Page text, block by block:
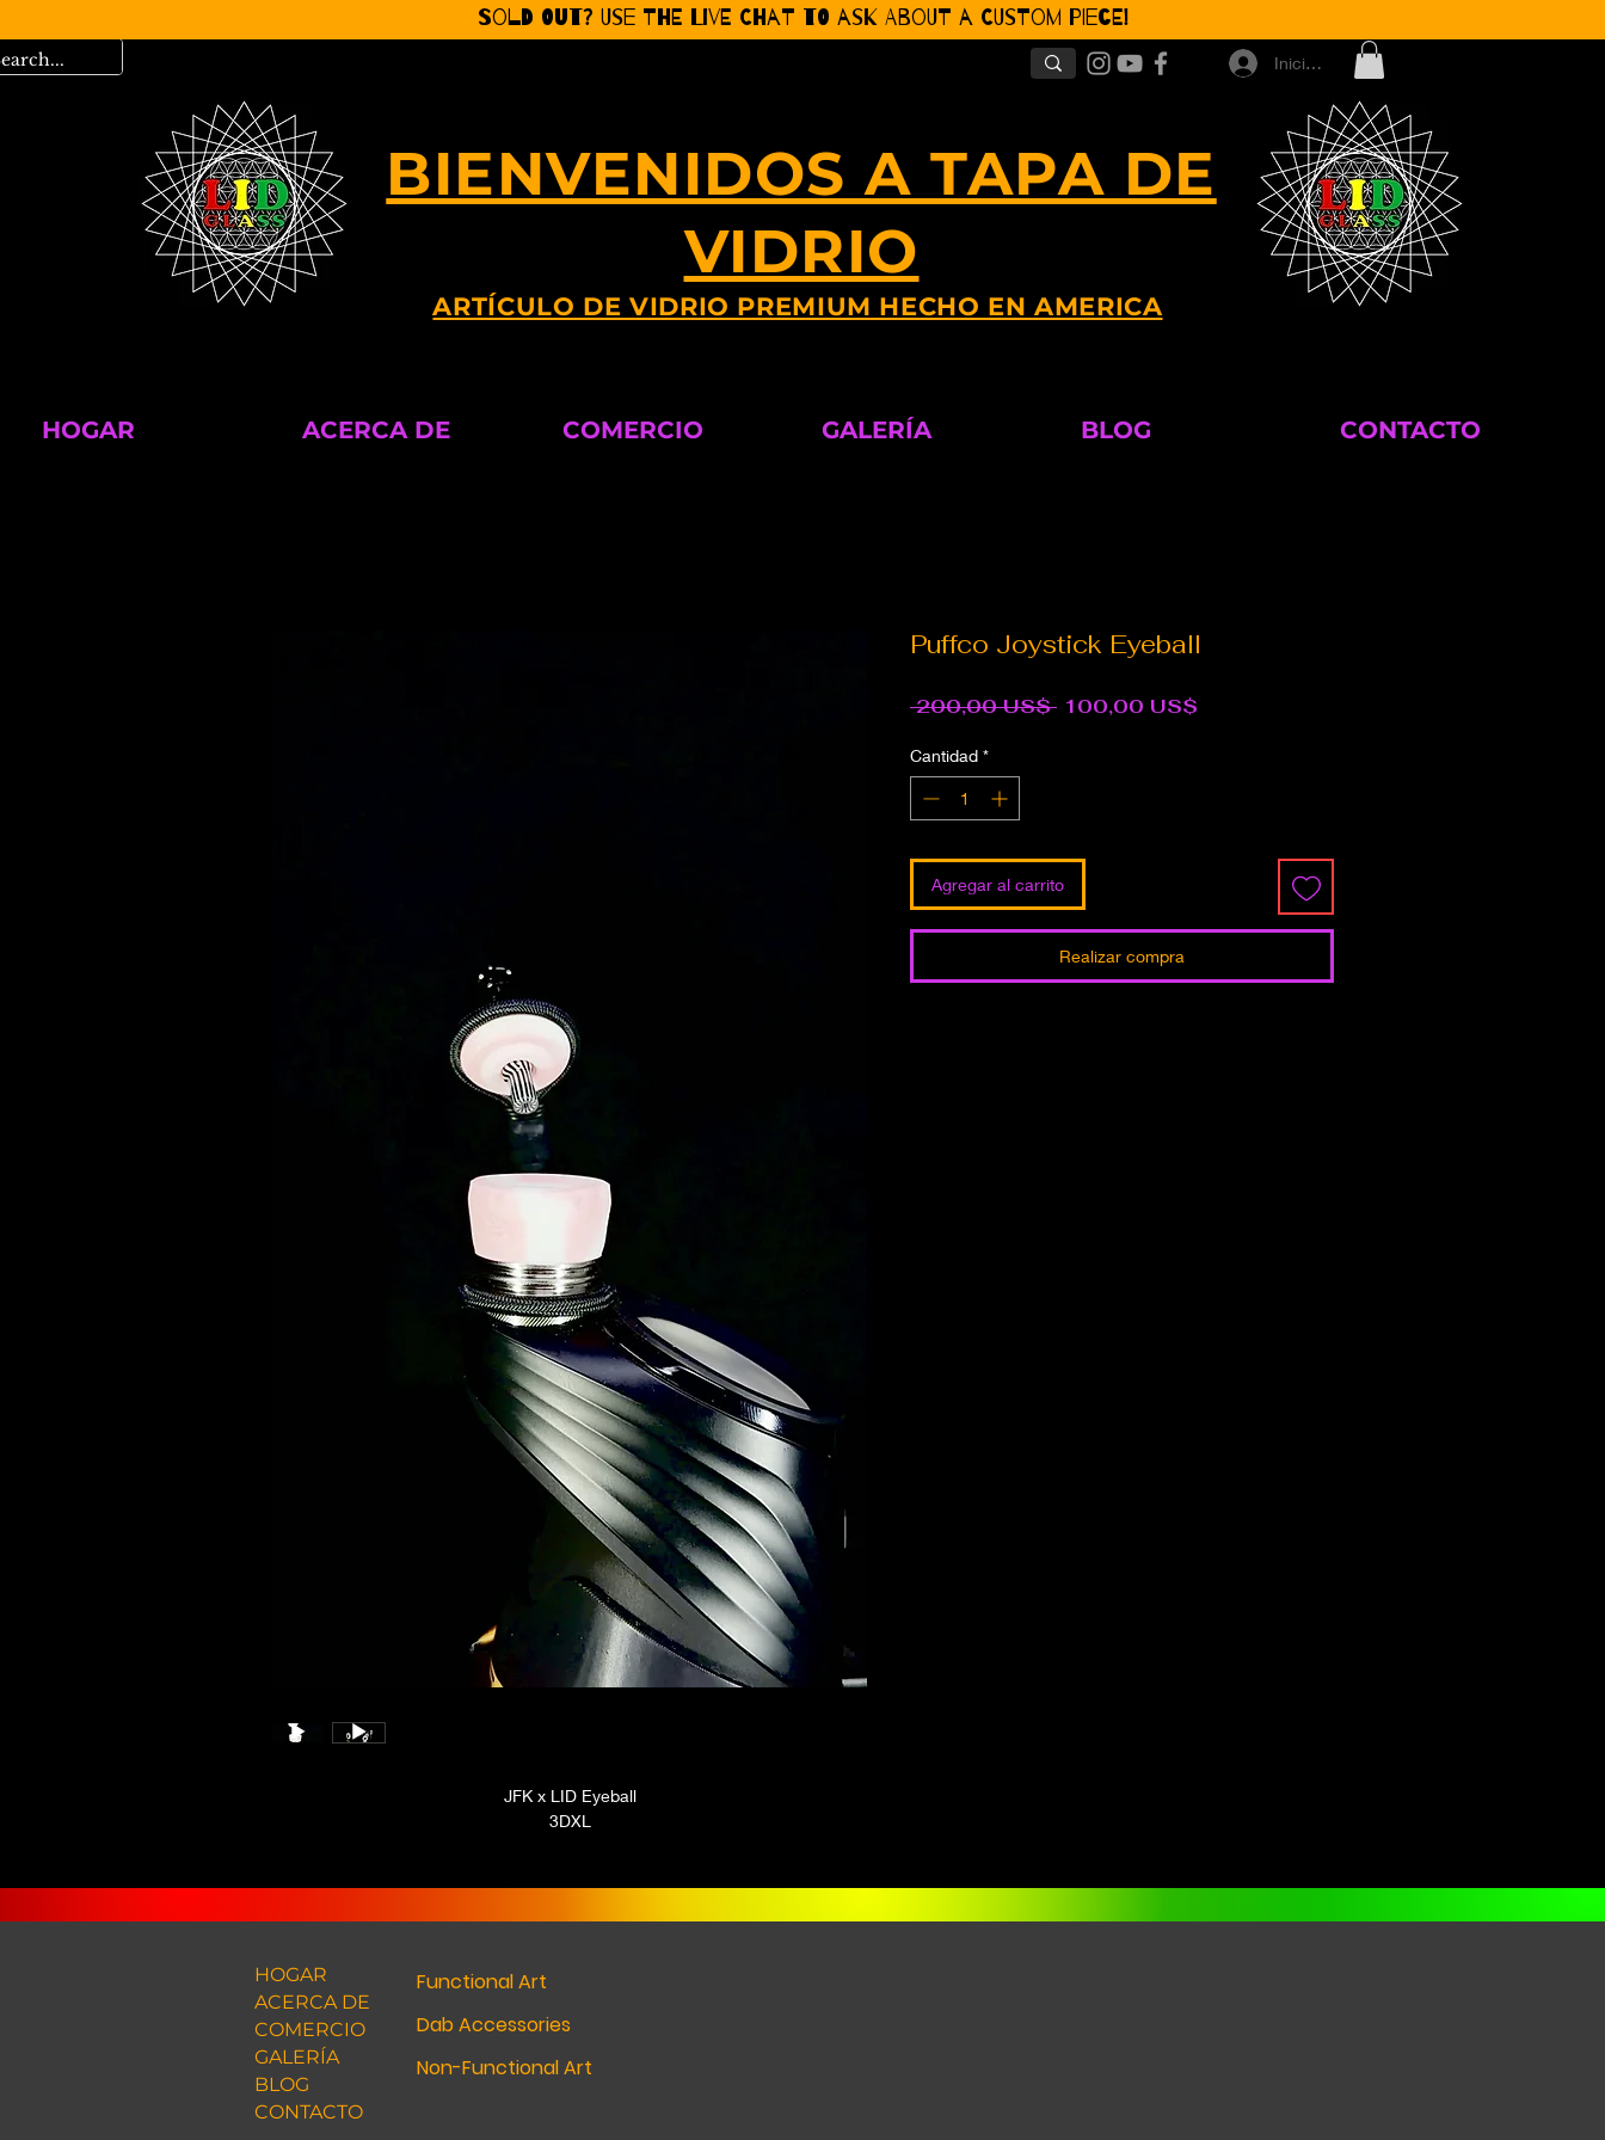
Sold Out? Use the Live CHat to ask about a Custom Piece!
Iniciar sesión
BIENVENIDOS A TAPA DE
VIDRIO
ARTÍCULO DE VIDRIO PREMIUM HECHO EN AMERICA
HOGAR ACERCA DE COMERCIO GALERÍA BLOG CONTACTO
JFK x LID Eyeball
3DXL
Puffco Joystick Eyeball
200,00 US$ Precio
100,00 US$
Cantidad *
Agregar al carrito
Realizar compra
HOGAR
ACERCA DE
COMERCIO
GALERÍA
BLOG
CONTACTO
Functional Art
Dab Accessories
Non-Functional Art